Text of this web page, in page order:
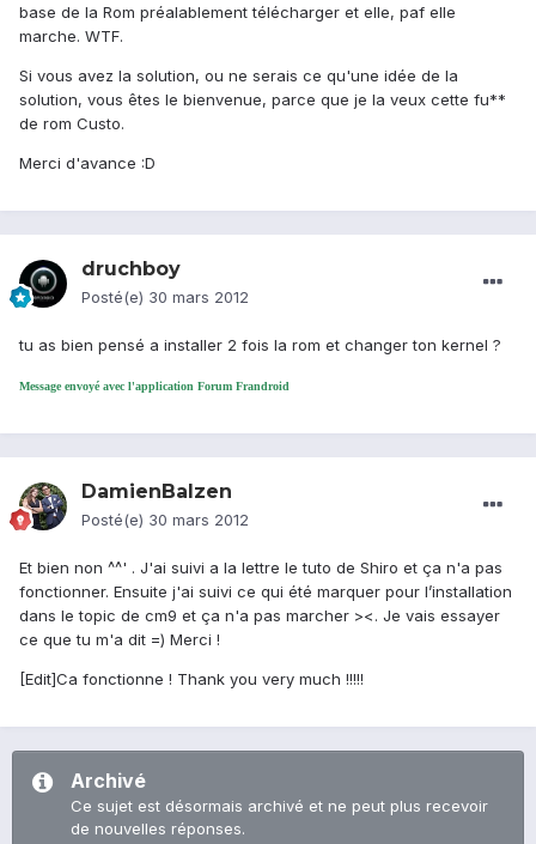
base de la Rom préalablement télécharger et elle, paf elle
marche. WTF.
Si vous avez la solution, ou ne serais ce qu'une idée de la
solution, vous êtes le bienvenue, parce que je la veux cette fu**
de rom Custo.
Merci d'avance :D
druchboy
Posté(e) 30 mars 2012
tu as bien pensé a installer 2 fois la rom et changer ton kernel ?
Message envoyé avec l'application Forum Frandroid
DamienBalzen
Posté(e) 30 mars 2012
Et bien non ^^' . J'ai suivi a la lettre le tuto de Shiro et ça n'a pas
fonctionner. Ensuite j'ai suivi ce qui été marquer pour l’installation
dans le topic de cm9 et ça n'a pas marcher ><. Je vais essayer
ce que tu m'a dit =) Merci !
[Edit]Ca fonctionne ! Thank you very much !!!!!
Archivé
Ce sujet est désormais archivé et ne peut plus recevoir
de nouvelles réponses.